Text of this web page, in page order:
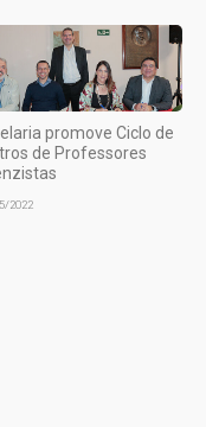
promove Ciclo de
de Professores
2022